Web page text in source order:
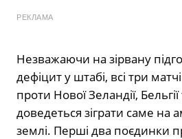
РЕКЛАМА
Незважаючи на зірвану
дефіцит у штабі, всі три
проти Нової Зеландії,
доведеться зіграти саме на
землі. Перші два поєдинки